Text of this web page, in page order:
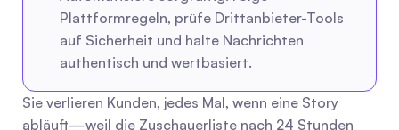
Plattformregeln, prüfe Drittanbieter-Tools
auf Sicherheit und halte Nachrichten
authentisch und wertbasiert.
Sie verlieren Kunden, jedes Mal, wenn eine Story
abläuft—weil die Zuschauerliste nach 24 Stunden